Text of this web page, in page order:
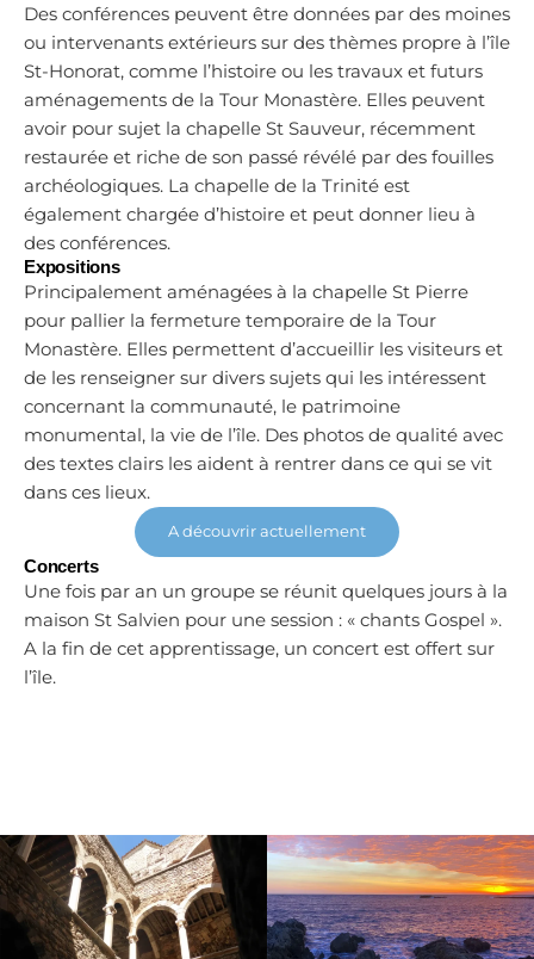
Des conférences peuvent être données par des moines
ou intervenants extérieurs sur des thèmes propre à l’île
St-Honorat, comme l’histoire ou les travaux et futurs
aménagements de la Tour Monastère. Elles peuvent
avoir pour sujet la chapelle St Sauveur, récemment
restaurée et riche de son passé révélé par des fouilles
archéologiques. La chapelle de la Trinité est
également chargée d’histoire et peut donner lieu à
des conférences.
Expositions
Principalement aménagées à la chapelle St Pierre
pour pallier la fermeture temporaire de la Tour
Monastère. Elles permettent d’accueillir les visiteurs et
de les renseigner sur divers sujets qui les intéressent
concernant la communauté, le patrimoine
monumental, la vie de l’île. Des photos de qualité avec
des textes clairs les aident à rentrer dans ce qui se vit
dans ces lieux.
A découvrir actuellement
Concerts
Une fois par an un groupe se réunit quelques jours à la
maison St Salvien pour une session : « chants Gospel ».
A la fin de cet apprentissage, un concert est offert sur
l’île.